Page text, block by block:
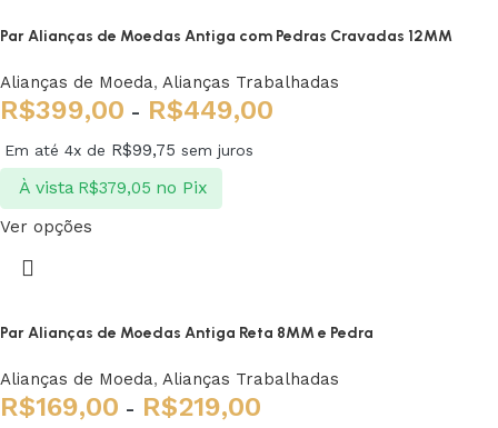
Par Alianças de Moedas Antiga com Pedras Cravadas 12MM
Alianças de Moeda, Alianças Trabalhadas
R$399,00 - R$449,00
Em até 4x de R$99,75 sem juros
À vista R$379,05 no Pix
Ver opções
Par Alianças de Moedas Antiga Reta 8MM e Pedra
Alianças de Moeda, Alianças Trabalhadas
R$169,00 - R$219,00